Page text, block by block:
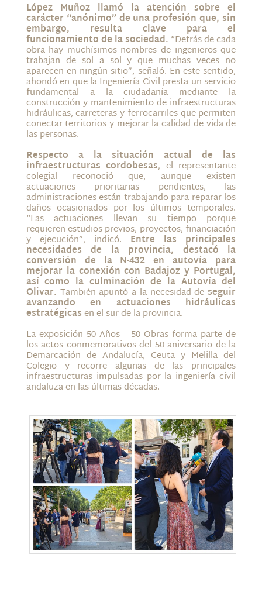
López Muñoz llamó la atención sobre el
carácter “anónimo” de una profesión que, sin
embargo, resulta clave para el
funcionamiento de la sociedad. “Detrás de cada
obra hay muchísimos nombres de ingenieros que
trabajan de sol a sol y que muchas veces no
aparecen en ningún sitio”, señaló. En este sentido,
ahondó en que la Ingeniería Civil presta un servicio
fundamental a la ciudadanía mediante la
construcción y mantenimiento de infraestructuras
hidráulicas, carreteras y ferrocarriles que permiten
conectar territorios y mejorar la calidad de vida de
las personas.
Respecto a la situación actual de las
infraestructuras cordobesas, el representante
colegial reconoció que, aunque existen
actuaciones prioritarias pendientes, las
administraciones están trabajando para reparar los
daños ocasionados por los últimos temporales.
“Las actuaciones llevan su tiempo porque
requieren estudios previos, proyectos, financiación
y ejecución”, indicó. Entre las principales
necesidades de la provincia, destacó la
conversión de la N-432 en autovía para
mejorar la conexión con Badajoz y Portugal,
así como la culminación de la Autovía del
Olivar. También apuntó a la necesidad de seguir
avanzando en actuaciones hidráulicas
estratégicasen el sur de la provincia.
La exposición 50 Años – 50 Obras forma parte de
los actos conmemorativos del 50 aniversario de la
Demarcación de Andalucía, Ceuta y Melilla del
Colegio y recorre algunas de las principales
infraestructuras impulsadas por la ingeniería civil
andaluza en las últimas décadas.